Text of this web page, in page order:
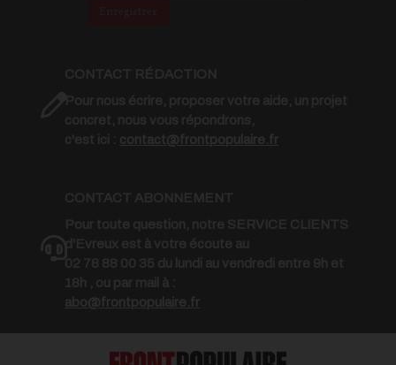
contact@frontpopulaire.fr
abo@frontpopulaire.fr